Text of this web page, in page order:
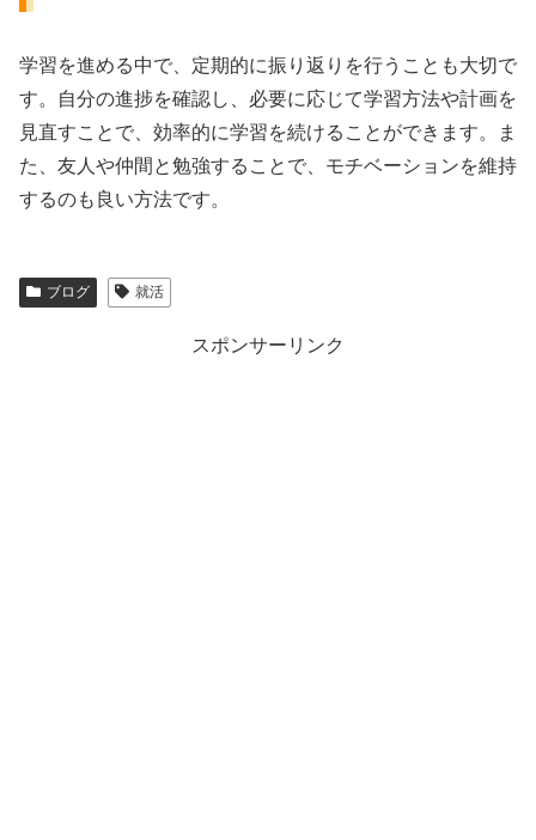
学習を進める中で、定期的に振り返りを行うことも大切で
す。自分の進捗を確認し、必要に応じて学習方法や計画を
見直すことで、効率的に学習を続けることができます。ま
た、友人や仲間と勉強することで、モチベーションを維持
するのも良い方法です。
ブログ 就活
スポンサーリンク